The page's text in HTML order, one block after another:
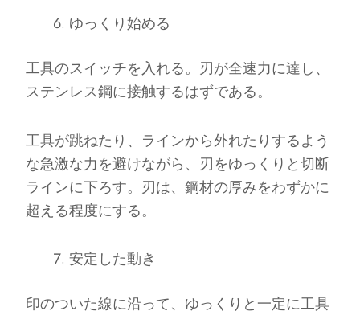
ゆっくり始める
工具のスイッチを入れる。刃が全速力に達し、
ステンレス鋼に接触するはずである。
工具が跳ねたり、ラインから外れたりするよう
な急激な力を避けながら、刃をゆっくりと切断
ラインに下ろす。刃は、鋼材の厚みをわずかに
超える程度にする。
安定した動き
印のついた線に沿って、ゆっくりと一定に工具